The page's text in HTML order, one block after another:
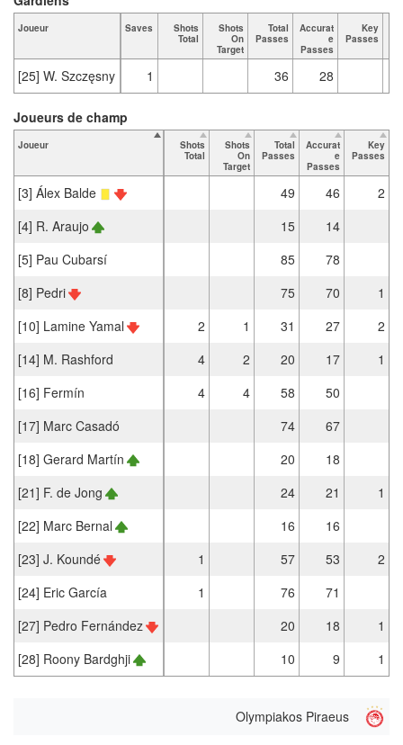
Joueur Saves
Shots
Total
Shots
On
Target
Total
Passes
Accurat
e
Passes
Key
Passes
[25] W. Szczęsny 1 36 28
Joueur
Shots
Total
Shots
On
Target
Total
Passes
Accurat
e
Passes
Key
Passes
[3] Álex Balde 49 46
2
[4] R. Araujo
15
14
[5] Pau Cubarsí
85
78
[8] Pedri
75 70
1
[10] Lamine Yamal
2 1 31 27
2
[14] M. Rashford
4 2 20 17
1
[16] Fermín
4 4 58
50
[17] Marc Casadó
74
67
[18] Gerard Martín
20
18
[21] F. de Jong
24 21
1
[22] Marc Bernal
16
16
[23] J. Koundé
1 57 53
2
[24] Eric García
1 76
71
[27] Pedro Fernández
20 18
1
[28] Roony Bardghji
10 9 1
Joueurs de champ
Olympiakos Piraeus